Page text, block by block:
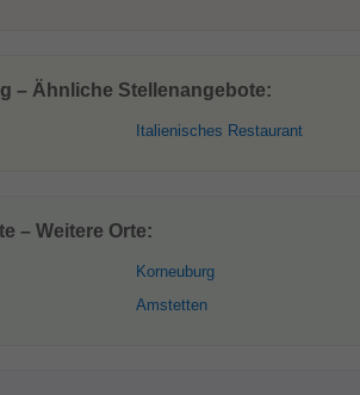
– Ähnliche Stellenangebote:
Italienisches Restaurant
– Weitere Orte:
Korneuburg
Amstetten